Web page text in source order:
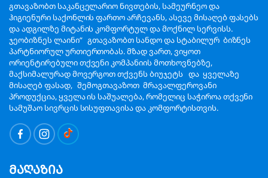
გთავაზობთ საკანცელარიო ნივთების, სამეურნეო და
ჰიგიენური საქონლის ფართო არჩევანს, ასევე მისაღებ ფასებს
და ადგილზე მიტანის კომფორტულ და მოქნილ სერვისს.
ჯეობიზნეს ლაინი“ გთავაზობთ სანდო და სტაბილურ ბიზნეს
პარტნიორულ ურთიერთობას. მზად ვართ, ვიყოთ
ორიენტირებული თქვენი კომპანიის მოთხოვნებზე,
მაქსიმალურად მოვერგოთ თქვენს ბიუჯეტს და ყველაზე
მისაღებ ფასად, შემოგთავაზოთ მრავალფეროვანი
პროდუქცია, ყველა ის საშუალება, რომელიც საჭიროა თქვენი
სამუშაო სივრცის სისუფთავისა და კომფორტისთვის.
მაღაზია